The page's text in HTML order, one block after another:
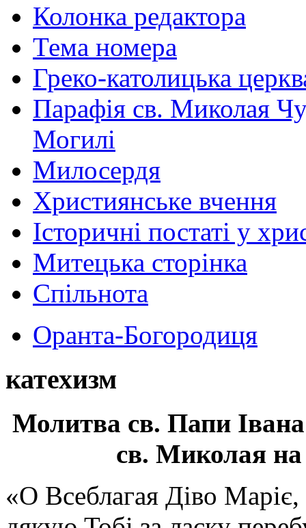
Колонка редактора
Тема номера
Греко-католицька
Парафія св. Миколая
Могилі
Милосердя
Християнське вчення
Історичні постаті у
Митецька сторінка
Спільнота
Оранта-Богородиця
катехизм
Молитва св. Папи
св. Миколая на
«О Всеблагая Діво